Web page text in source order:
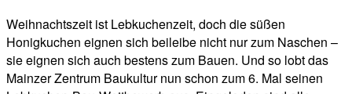
Weihnachtszeit ist Lebkuchenzeit, doch die süßen
Honigkuchen eignen sich beileibe nicht nur zum Naschen –
sie eignen sich auch bestens zum Bauen. Und so lobt das
Mainzer Zentrum Baukultur nun schon zum 6. Mal seinen